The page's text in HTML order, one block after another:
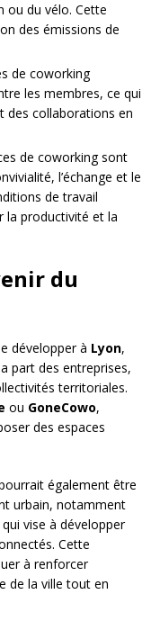
ou du vélo. Cette
des émissions de
de coworking
les membres, ce qui
des collaborations en
de coworking sont
l’échange et le
de travail
la productivité et la
du
développer à Lyon,
part des entreprises,
territoriales.
ou GoneCowo,
des espaces
également être
urbain, notamment
qui vise à développer
Cette
à renforcer
de la ville tout en